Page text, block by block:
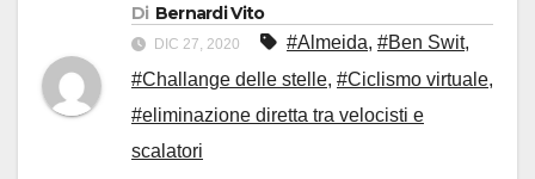
Di Bernardi Vito
DIC 27, 2020 #Almeida, #Ben Swit,
#Challange delle stelle, #Ciclismo virtuale,
#eliminazione diretta tra velocisti e
scalatori